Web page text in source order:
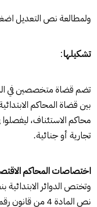
ولمطالعة نص التعديل
تشكيلها:
تضم قضاة متخصصين في
بين قضاة المحاكم
محاكم الاستئناف،
تجارية أو جنائية.
اختصاصات المحاكم
وتختص الدوائر
نص المادة 4 من قانون رقم 120 لسنة 2008 وهي